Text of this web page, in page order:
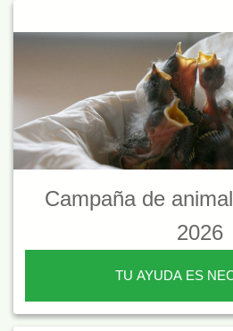
Campaña de
2026
TU AYUDA ES